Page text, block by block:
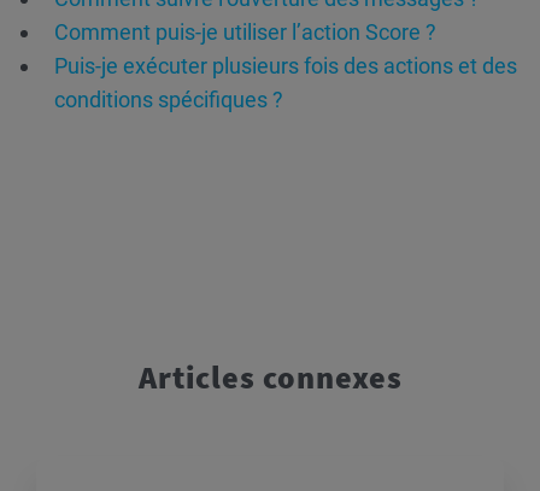
Comment puis-je utiliser l’action Score ?
Puis-je exécuter plusieurs fois des actions et des
conditions spécifiques ?
Articles connexes